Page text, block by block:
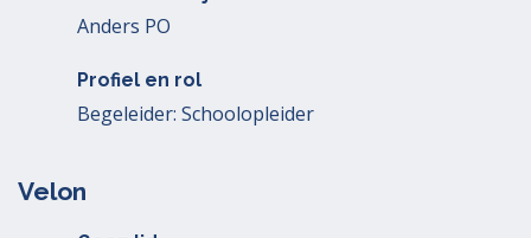
Anders PO
Profiel en rol
Begeleider: Schoolopleider
Velon